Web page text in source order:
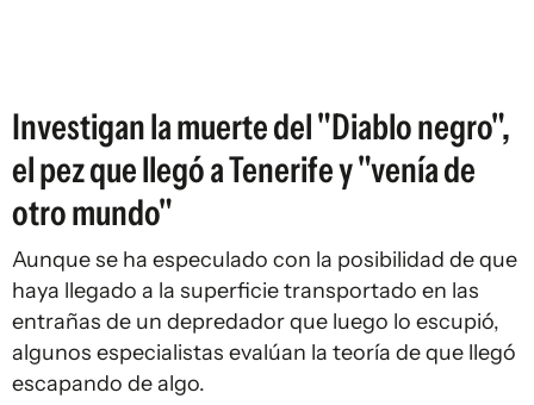
Investigan la muerte del "Diablo negro",
el pez que llegó a Tenerife y "venía de
otro mundo"
Aunque se ha especulado con la posibilidad de que
haya llegado a la superficie transportado en las
entrañas de un depredador que luego lo escupió,
algunos especialistas evalúan la teoría de que llegó
escapando de algo.